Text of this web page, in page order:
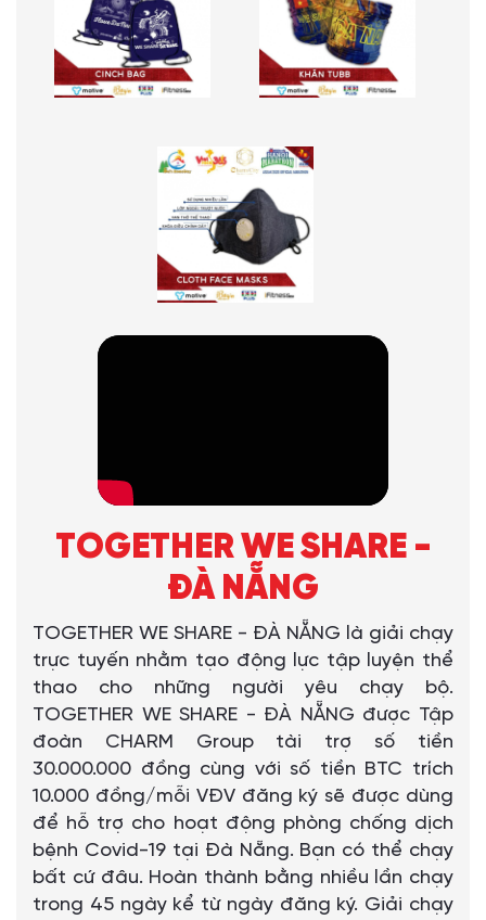
TOGETHER WE SHARE -
ĐÀ NẴNG
TOGETHER WE SHARE - ĐÀ NẴNG là giải chạy
trực tuyến nhằm tạo động lực tập luyện thể
thao cho những người yêu chạy bộ.
TOGETHER WE SHARE - ĐÀ NẴNG được Tập
đoàn CHARM Group tài trợ số tiền
30.000.000 đồng cùng với số tiền BTC trích
10.000 đồng/mỗi VĐV đăng ký sẽ được dùng
để hỗ trợ cho hoạt động phòng chống dịch
bệnh Covid-19 tại Đà Nẵng. Bạn có thể chạy
bất cứ đâu. Hoàn thành bằng nhiều lần chạy
trong 45 ngày kể từ ngày đăng ký. Giải chạy